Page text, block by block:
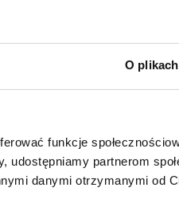
O
funkcje
partnerom
danymi otrzymanymi od
Europy matka
do życia. Patrząc na
okres czasu.
charakter. Dopełni